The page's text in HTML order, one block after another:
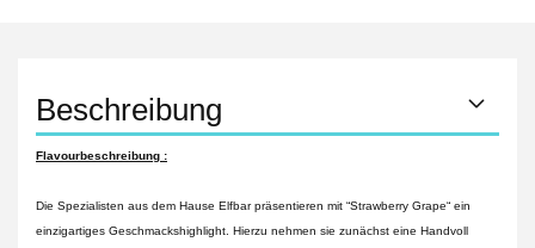
Beschreibung
Flavourbeschreibung :
Die Spezialisten aus dem Hause Elfbar präsentieren mit “Strawberry Grape“ ein
einzigartiges Geschmackshighlight. Hierzu nehmen sie zunächst eine Handvoll